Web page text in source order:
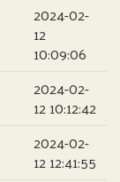
2024-02-
12
10:09:06
2024-02-
12 10:12:42
2024-02-
12 12:41:55